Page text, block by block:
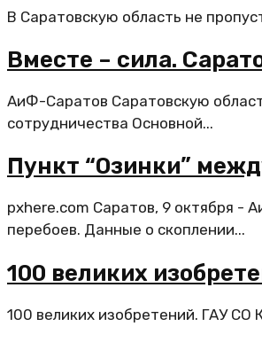
В Саратовскую область не
Вместе – сила.
АиФ-Саратов Саратовскую
сотрудничества Основной...
Пункт “Озинки”
pxhere.com Саратов, 9 октября -
перебоев. Данные о скоплении...
100 великих
100 великих изобретений. ГАУ СО